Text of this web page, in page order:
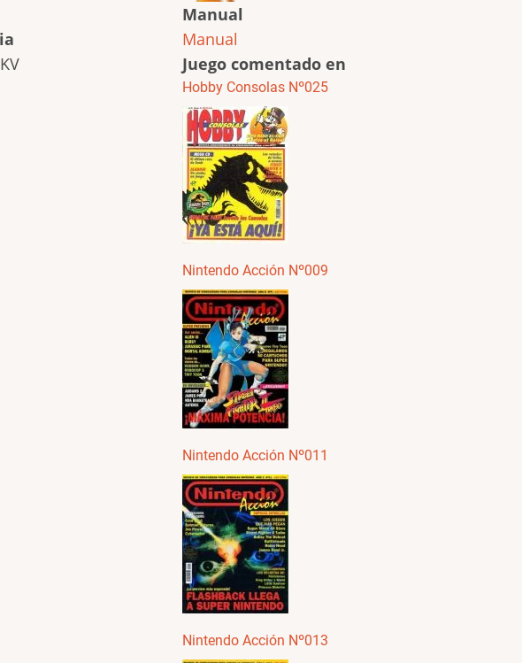
Manual
Manual
Juego comentado en
Hobby Consolas Nº025
Nintendo Acción Nº009
Nintendo Acción Nº011
Nintendo Acción Nº013